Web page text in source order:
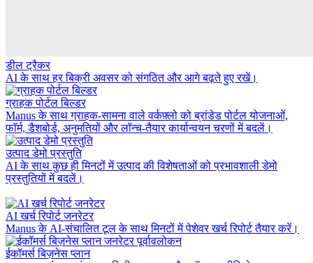
डील ट्रैकर
AI के साथ हर बिक्री अवसर को संगठित और आगे बढ़ते हुए रखें।
ग्राहक पोर्टल बिल्डर
Manus के साथ ग्राहक-सामना वाले वर्कफ़्लो को ब्रांडेड पोर्टल योजनाओं,
फॉर्म, डैशबोर्ड, अनुमतियों और लॉन्च-तैयार कार्यान्वयन चरणों में बदलें।
उत्पाद डेमो प्रस्तुति
AI के साथ कुछ ही मिनटों में उत्पाद की विशेषताओं को प्रभावशाली डेमो
प्रस्तुतियों में बदलें।
AI खर्च रिपोर्ट जनरेटर
Manus के AI-संचालित टूल के साथ मिनटों में पेशेवर खर्च रिपोर्ट तैयार करें।
ईकॉमर्स बिज़नेस प्लान